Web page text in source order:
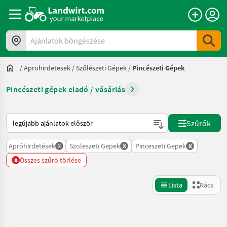
Ajánlatok böngészése
/Aprohirdetesek /Szőlészeti Gépek / Pincészeti Gépek
Pincészeti gépek eladó / vásárlás
Így van sorba rendezve a Landwirt.com-on
Szűrők
Apróhirdetések x Szoleszeti Gepek x Pinceszeti Gepek x
x Összes szűrő törlése
Lista Rács